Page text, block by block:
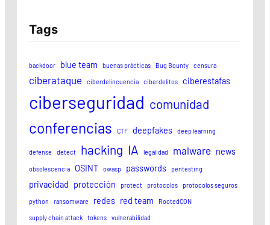
Tags
backdoor blue team buenas prácticas Bug Bounty censura
ciberataque ciberdelincuencia ciberdelitos ciberestafas
ciberseguridad comunidad
conferencias CTF deepfakes deep learning
defense detect hacking IA legalidad malware news
obsolescencia OSINT owasp passwords pentesting
privacidad protección protect protocolos protocolos seguros
python ransomware redes red team RootedCON
supply chain attack tokens vulnerabilidad